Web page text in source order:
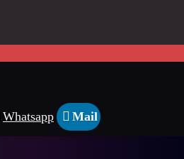
Whatsapp Mail